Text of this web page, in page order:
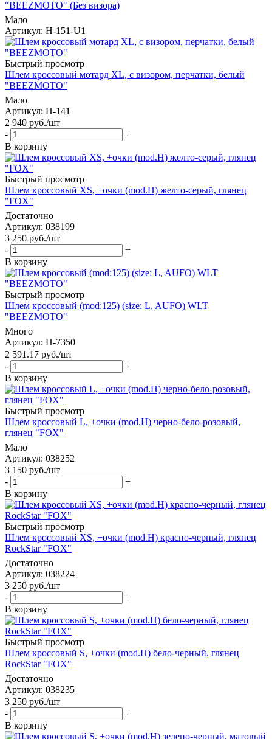
"BEEZMOTO" (Без визора)
Мало
Артикул: H-151-U1
Быстрый просмотр
Шлем кроссовый мотард XL, c визором, перчатки, белый
"BEEZMOTO"
Мало
Артикул: H-141
2 940 руб./шт
-
+
В корзину
Быстрый просмотр
Шлем кроссовый XS, +очки (mod.H) желто-серый, глянец
"FOX"
Достаточно
Артикул: 038199
3 250 руб./шт
-
+
В корзину
Быстрый просмотр
Шлем кроссовый (mod:125) (size: L, AUFO) WLT
"BEEZMOTO"
Много
Артикул: H-7350
2 591.17 руб./шт
-
+
В корзину
Быстрый просмотр
Шлем кроссовый L, +очки (mod.H) черно-бело-розовый,
глянец "FOX"
Мало
Артикул: 038252
3 150 руб./шт
-
+
В корзину
Быстрый просмотр
Шлем кроссовый XS, +очки (mod.H) красно-черный, глянец
RockStar "FOX"
Достаточно
Артикул: 038224
3 250 руб./шт
-
+
В корзину
Быстрый просмотр
Шлем кроссовый S, +очки (mod.H) бело-черный, глянец
RockStar "FOX"
Достаточно
Артикул: 038235
3 250 руб./шт
-
+
В корзину